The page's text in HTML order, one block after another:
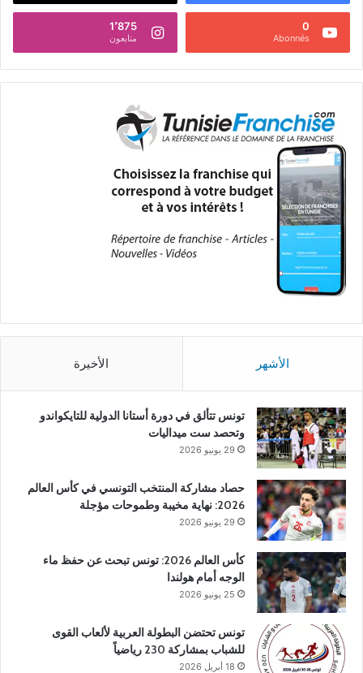
0
Abonnés
1٬875
متابعون
الأشهر الأخيرة
تونس تتألق في دورة أستانا الدولية للتايكواندو
وتحصد ست ميداليات
29 يونيو 2026
حصاد مشاركة المنتخب التونسي في كأس العالم
2026: نهاية مخيبة وطموحات مؤجلة
29 يونيو 2026
كأس العالم 2026: تونس تبحث عن حفظ ماء
الوجه أمام هولندا
25 يونيو 2026
تونس تحتضن البطولة العربية لألعاب القوى
للشباب بمشاركة 230 رياضياً
18 أبريل 2026